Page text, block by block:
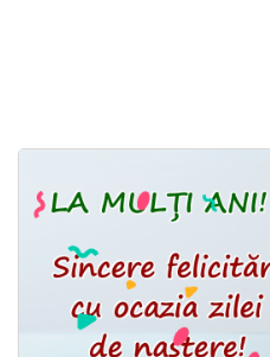
Felicitari muzicale
Felicitari muzicale personalizate
Felicitari animate
Invitatii personalizate